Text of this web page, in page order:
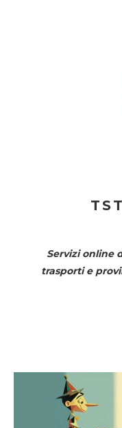
Servizi online
trasporti e